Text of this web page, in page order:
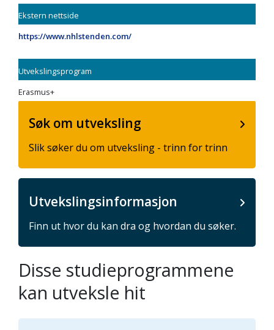
Ekstern nettside
https://www.nhlstenden.com/
Utvekslingsprogram
Erasmus+
Søk om utveksling
Slik søker du om utveksling - trinn for trinn
Utvekslingsinformasjon
Finn ut hvor du kan dra og hvordan du søker.
Disse studieprogrammene
kan utveksle hit